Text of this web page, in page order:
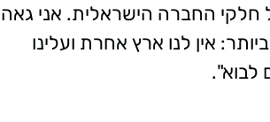
החברה הישראלית. אני גאה
אין לנו ארץ אחרת ועלינו
לבוא".